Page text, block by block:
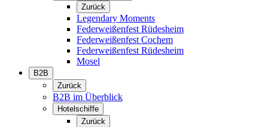
Zurück
Legendary Moments
Federweißenfest Rüdesheim
Federweißenfest Cochem
Federweißenfest Rüdesheim
Mosel
B2B
Zurück
B2B im Überblick
Hotelschiffe
Zurück